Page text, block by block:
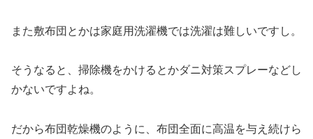
また敷布団とかは家庭用洗濯機では洗濯は難しいですし。
そうなると、掃除機をかけるとかダニ対策スプレーなどし
かないですよね。
だから布団乾燥機のように、布団全面に高温を与え続けら